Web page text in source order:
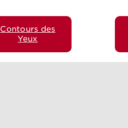
Contours des
Yeux